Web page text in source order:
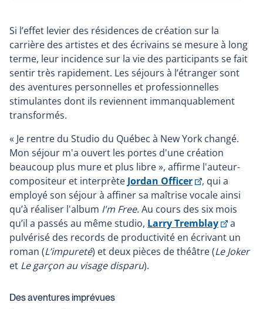
Si l’effet levier des résidences de création sur la
carrière des artistes et des écrivains se mesure à long
terme, leur incidence sur la vie des participants se fait
sentir très rapidement. Les séjours à l’étranger sont
des aventures personnelles et professionnelles
stimulantes dont ils reviennent immanquablement
transformés.
« Je rentre du Studio du Québec à New York changé.
Mon séjour m'a ouvert les portes d'une création
beaucoup plus mure et plus libre », affirme l'auteur-
compositeur et interprèteJordan Officer
Ce
lien
s'ouvrira
dans
une
nouvelle
, qui a
employé son séjour à affiner sa maîtrise vocale ainsi
qu’à réaliser l'album I'm Free. Au cours des six mois
qu’il a passés au même studio, Larry Tremblay
Ce
lien
a
pulvérisé des records de productivité en écrivant un
roman (L’impureté) et deux pièces de théâtre (Le Joker
et Le garçon au visage disparu).
Des aventures imprévues